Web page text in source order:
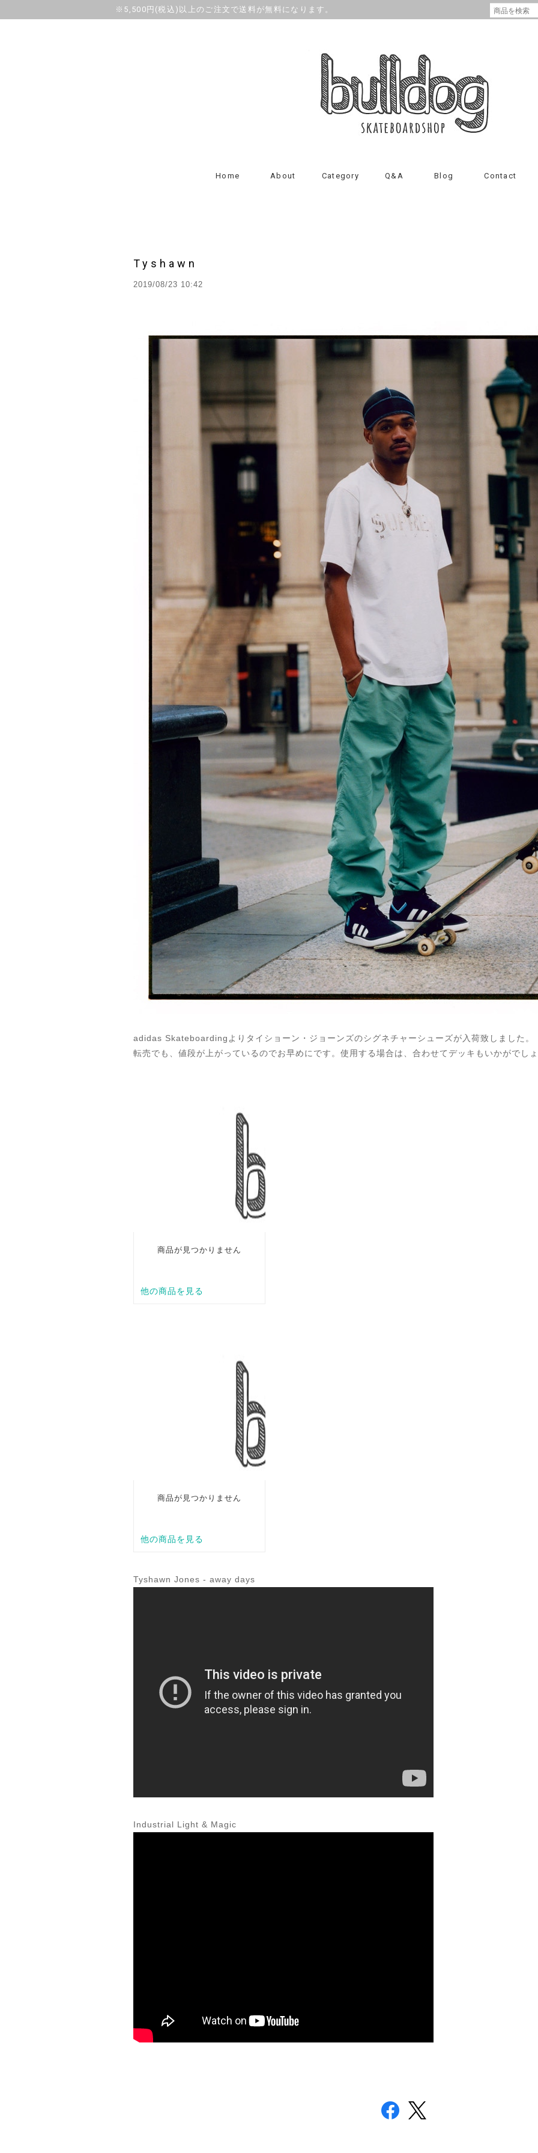
※5,500円(税込)以上のご注文で送料が無料になります。
Home About Category Q&A Blog Contact
Tyshawn
2019/08/23 10:42
adidas Skateboardingよりタイショーン・ジョーンズのシグネチャーシューズが入荷致しました。
転売でも、値段が上がっているのでお早めにです。使用する場合は、合わせてデッキもいかがでし
Tyshawn Jones - away days
Industrial Light & Magic